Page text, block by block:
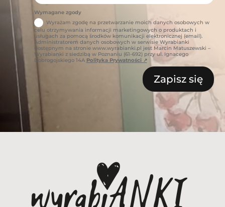
Wymagane zgody
Wyrażam zgodę na przetwarzanie moich danych osobowych w
celu otrzymywania informacji marketingowych o produktach i
usługach za pomocą środków komunikacji elektronicznej (email).
Administratorem danych osobowych w serwisie Wyrabianki
dostępnym na stronie www.wyrabianki.pl jest Marcin Matuszewski –
Wyrabianki z siedzibą w Poznaniu (61-692) przy ul. Ignacego
Dobrogojskiego 14A Polityka Prywatności ↗
Zapisz się